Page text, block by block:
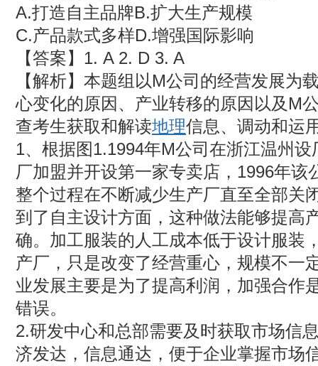
A.打造自主品牌B.扩大生产规模
C.产品款式多样D.增强国际影响
【答案】1. A 2. D 3. A
【解析】本题组以M公司的经营发展为
心变化的原因、产业转移的原因以及M
查考生获取和解读地理信息、调动和运
1、根据图1.1994年M公司在浙江温州
厂加盟并开设第一家专卖店，1996年该
整个过程在不断减少生产厂直至全部关
到了自主设计方面，这种做法能够提高
确。加工服装的人工成本低于设计服装
产厂，只是改变了经营重心，规模不一
业发展主要是为了提高利润，加强合作
错误。
2.研发中心和总部需要及时获取市场信
济发达，信息通达，便于企业掌握市场